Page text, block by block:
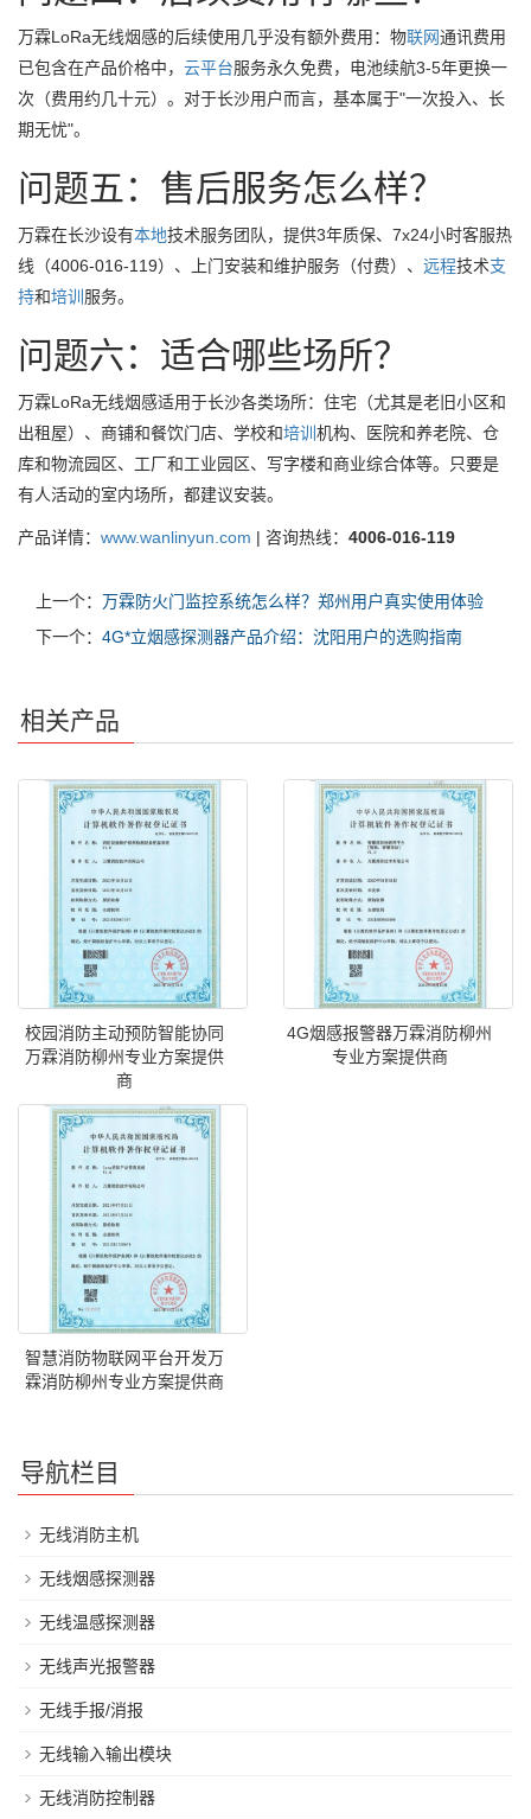
万霖LoRa无线烟感的后续使用几乎没有额外费用：物联网通讯费用
已包含在产品价格中， 云平台服务永久免费，电池续航3-5年更换一
次（费用约几十元）。对于长沙用户而言，基本属于"一次投入、长
期无忧"。
问题五：售后服务怎么样？
万霖在长沙设有本地技术服务团队，提供3年质保、7x24小时客服热
线（4006-016-119）、上门安装和维护服务（付费）、 远程技术支
持和培训 服务。
问题六：适合哪些场所？
万霖LoRa无线烟感适用于长沙各类场所：住宅（尤其是老旧小区和
出租屋）、商铺和餐饮门店、学校和培训 机构、医院和养老院、仓
库和物流园区、工厂和工业园区、写字楼和商业综合体等。只要是
有人活动的室内场所，都建议安装。
产品详情： www.wanlinyun.com | 咨询热线： 4006-016-119
上一个： 万霖防火门监控系统怎么样？郑州用户真实使用体验
下一个： 4G*立烟感探测器产品介绍：沈阳用户的选购指南
相关产品
校园消防主动预防智能协同
万霖消防柳州专业方案提供
商
4G烟感报警器万霖消防柳州
专业方案提供商
智慧消防物联网平台开发万
霖消防柳州专业方案提供商
导航栏目
无线消防主机
无线烟感探测器
无线温感探测器
无线声光报警器
无线手报/消报
无线输入输出模块
无线消防控制器